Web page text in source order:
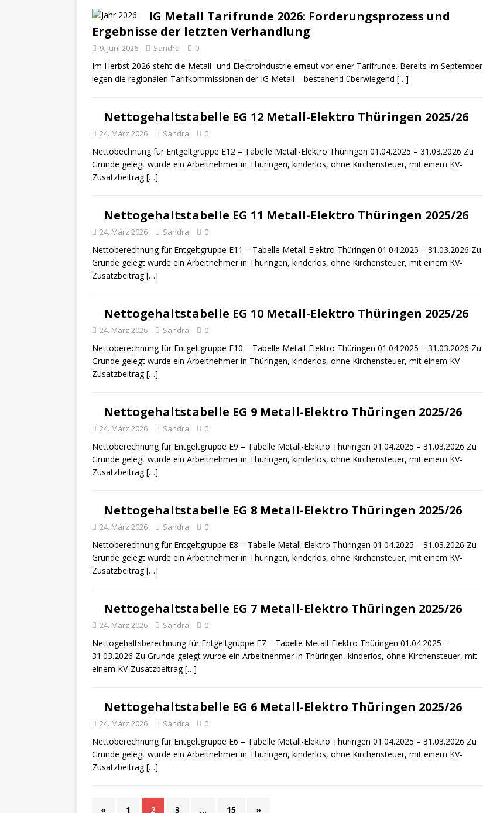
IG Metall Tarifrunde 2026: Forderungsprozess und
Ergebnisse der letzten Verhandlung
9. Juni 2026 Sandra 0
Im Herbst 2026 steht die Metall- und Elektroindustrie erneut vor einer Tarifrunde. Bereits im September
legen die regionalen Tarifkommissionen der IG Metall – bestehend überwiegend […]
Nettogehaltstabelle EG 12 Metall-Elektro Thüringen 2025/26
24. März 2026 Sandra 0
Nettobechnung für Entgeltgruppe E12 – Tabelle Metall-Elektro Thüringen 01.04.2025 – 31.03.2026 Zu
Grunde gelegt wurde ein Arbeitnehmer in Thüringen, kinderlos, ohne Kirchensteuer, mit einem KV-
Zusatzbeitrag[…]
Nettogehaltstabelle EG 11 Metall-Elektro Thüringen 2025/26
24. März 2026 Sandra 0
Nettoberechnung für Entgeltgruppe E11 – Tabelle Metall-Elektro Thüringen 01.04.2025 – 31.03.2026 Zu
Grunde gelegt wurde ein Arbeitnehmer in Thüringen, kinderlos, ohne Kirchensteuer, mit einem KV-
Zusatzbeitrag[…]
Nettogehaltstabelle EG 10 Metall-Elektro Thüringen 2025/26
24. März 2026 Sandra 0
Nettoberechnung für Entgeltgruppe E10 – Tabelle Metall-Elektro Thüringen 01.04.2025 – 31.03.2026 Zu
Grunde gelegt wurde ein Arbeitnehmer in Thüringen, kinderlos, ohne Kirchensteuer, mit einem KV-
Zusatzbeitrag[…]
Nettogehaltstabelle EG 9 Metall-Elektro Thüringen 2025/26
24. März 2026 Sandra 0
Nettoberechnung für Entgeltgruppe E9 – Tabelle Metall-Elektro Thüringen 01.04.2025 – 31.03.2026 Zu
Grunde gelegt wurde ein Arbeitnehmer in Thüringen, kinderlos, ohne Kirchensteuer, mit einem KV-
Zusatzbeitrag[…]
Nettogehaltstabelle EG 8 Metall-Elektro Thüringen 2025/26
24. März 2026 Sandra 0
Nettoberechnung für Entgeltgruppe E8 – Tabelle Metall-Elektro Thüringen 01.04.2025 – 31.03.2026 Zu
Grunde gelegt wurde ein Arbeitnehmer in Thüringen, kinderlos, ohne Kirchensteuer, mit einem KV-
Zusatzbeitrag[…]
Nettogehaltstabelle EG 7 Metall-Elektro Thüringen 2025/26
24. März 2026 Sandra 0
Nettogehaltsberechnung für Entgeltgruppe E7 – Tabelle Metall-Elektro Thüringen 01.04.2025 –
31.03.2026 Zu Grunde gelegt wurde ein Arbeitnehmer in Thüringen, kinderlos, ohne Kirchensteuer, mit
einem KV-Zusatzbeitrag[…]
Nettogehaltstabelle EG 6 Metall-Elektro Thüringen 2025/26
24. März 2026 Sandra 0
Nettoberechnung für Entgeltgruppe E6 – Tabelle Metall-Elektro Thüringen 01.04.2025 – 31.03.2026 Zu
Grunde gelegt wurde ein Arbeitnehmer in Thüringen, kinderlos, ohne Kirchensteuer, mit einem KV-
Zusatzbeitrag[…]
« 1 2 3 … 15 »